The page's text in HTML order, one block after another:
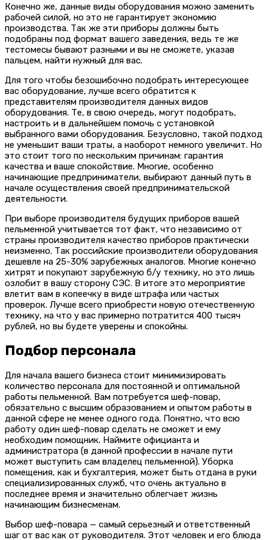
Конечно же, данные виды оборудования можно заменить
рабочей силой, но это не гарантирует экономию
производства. Так же эти приборы должны быть
подобраны под формат вашего заведения, ведь те же
тестомесы бывают разными и вы не сможете, указав
пальцем, найти нужный для вас.
Для того чтобы безошибочно подобрать интересующее
вас оборудование, лучше всего обратится к
представителям производителя данных видов
оборудования. Те, в свою очередь, могут подобрать,
настроить и в дальнейшем помочь с установкой
выбранного вами оборудования. Безусловно, такой подход
не уменьшит ваши траты, а наоборот немного увеличит. Но
это стоит того по нескольким причинам: гарантия
качества и ваше спокойствие. Многие, особенно
начинающие предприниматели, выбирают данный путь в
начале осуществления своей предпринимательской
деятельности.
При выборе производителя будущих приборов вашей
пельменной учитывается тот факт, что независимо от
страны производителя качество приборов практически
неизменно. Так российские производители оборудования
дешевле на 25-30% зарубежных аналогов. Многие конечно
хитрят и покупают зарубежную б/у технику, но это лишь
озлобит в вашу сторону СЭС. В итоге это мероприятие
влетит вам в копеечку в виде штрафа или частых
проверок. Лучше всего приобрести новую отечественную
технику, на что у вас примерно потратится 400 тысяч
рублей, но вы будете уверены и спокойны.
Подбор персонала
Для начала вашего бизнеса стоит минимизировать
количество персонала для постоянной и оптимальной
работы пельменной. Вам потребуется шеф-повар,
обязательно с высшим образованием и опытом работы в
данной сфере не менее одного года. Понятно, что всю
работу один шеф-повар сделать не сможет и ему
необходим помощник. Наймите официанта и
администратора (в данной профессии в начале пути
может выступить сам владелец пельменной). Уборка
помещения, как и бухгалтерия, может быть отдана в руки
специализированных служб, что очень актуально в
последнее время и значительно облегчает жизнь
начинающим бизнесменам.
Выбор шеф-повара — самый серьезный и ответственный
шаг от вас как от руководителя. Этот человек и его блюда